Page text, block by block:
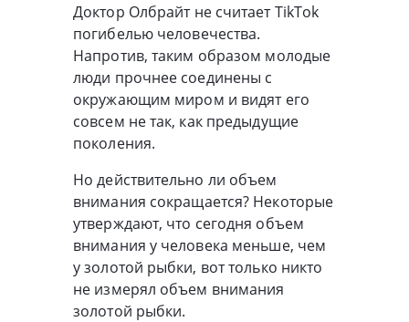
Доктор Олбрайт не считает TikTok
погибелью человечества.
Напротив, таким образом молодые
люди прочнее соединены с
окружающим миром и видят его
совсем не так, как предыдущие
поколения.
Но действительно ли объем
внимания сокращается? Некоторые
утверждают, что сегодня объем
внимания у человека меньше, чем
у золотой рыбки, вот только никто
не измерял объем внимания
золотой рыбки.